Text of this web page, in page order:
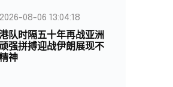
2026-08-06 13:04:18
队时隔五十年再战亚洲
强拼搏迎战伊朗展现不
神